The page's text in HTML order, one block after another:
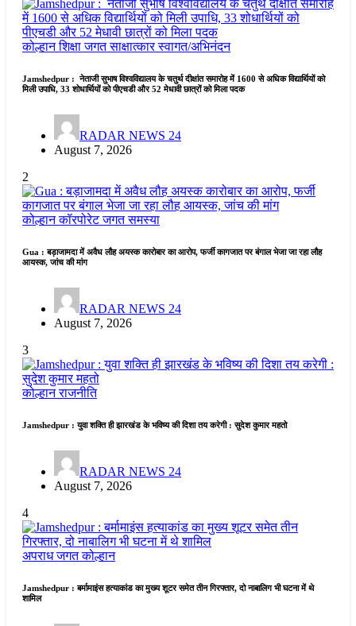
कोल्हानशिक्षा जगतसाक्षात्कारस्वागत/अभिनंदन
Jamshedpur : नेताजी सुभाष विश्वविद्यालय के चतुर्थ दीक्षांत समारोह में 1600 से अधिक विद्यार्थियों को
मिली उपाधि, 33 शोधार्थियों को पीएचडी और 52 मेधावी छात्रों को मिला पदक
RADAR NEWS 24
August 7, 2026
2
कोल्हानकॉरपोरेट जगतसमस्या
Gua : बड़ाजामदा में अवैध लौह अयस्क कारोबार का आरोप, फर्जी कागजात पर बंगाल भेजा जा रहा लौह
आयस्क, जांच की मांग
RADAR NEWS 24
August 7, 2026
3
कोल्हानराजनीति
Jamshedpur : युवा शक्ति ही झारखंड के भविष्य की दिशा तय करेगी : सुदेश कुमार महतो
RADAR NEWS 24
August 7, 2026
4
अपराध जगतकोल्हान
Jamshedpur : बर्मामाइंस हत्याकांड का मुख्य शूटर समेत तीन गिरफ्तार, दो नाबालिग भी घटना में थे
शामिल